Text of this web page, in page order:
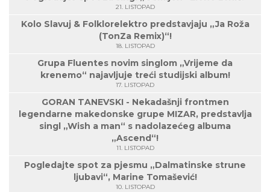
21. LISTOPAD
Kolo Slavuj & Folklorelektro predstavjaju „Ja Roža
(TonZa Remix)“!
18. LISTOPAD
Grupa Fluentes novim singlom „Vrijeme da
krenemo“ najavljuje treći studijski album!
17. LISTOPAD
GORAN TANEVSKI - Nekadašnji frontmen
legendarne makedonske grupe MIZAR, predstavlja
singl „Wish a man“ s nadolazećeg albuma
„Ascend“!
11. LISTOPAD
Pogledajte spot za pjesmu „Dalmatinske strune
ljubavi“, Marine Tomašević!
10. LISTOPAD